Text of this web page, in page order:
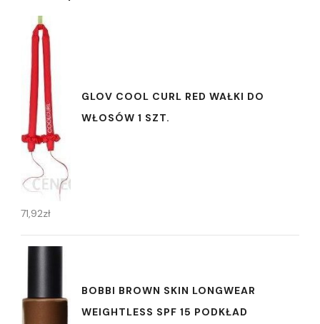
GLOV COOL CURL RED WAŁKI DO
WŁOSÓW 1 SZT.
71,92zł
BOBBI BROWN SKIN LONGWEAR
WEIGHTLESS SPF 15 PODKŁAD